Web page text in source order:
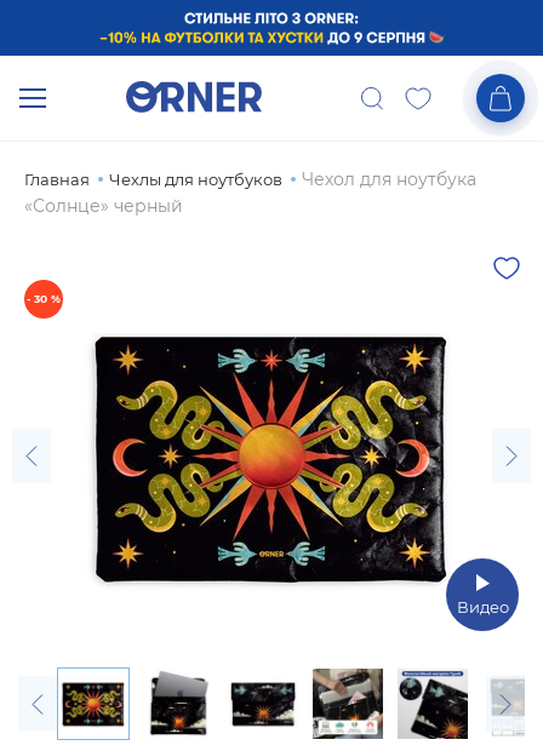
Главная Чехлы для ноутбуков
Чехол для ноутбука
«Солнце» черный
- 30 %
Видео